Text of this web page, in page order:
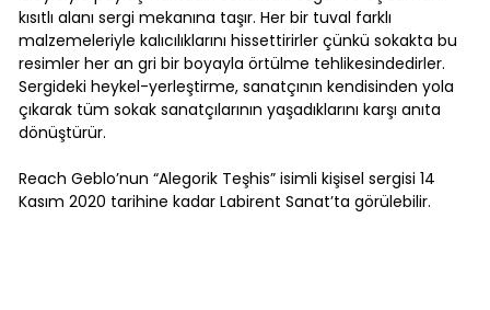
kısıtlı alanı sergi mekanına taşır. Her bir tuval farklı
malzemeleriyle kalıcılıklarını hissettirirler çünkü sokakta bu
resimler her an gri bir boyayla örtülme tehlikesindedirler.
Sergideki heykel-yerleştirme, sanatçının kendisinden yola
çıkarak tüm sokak sanatçılarının yaşadıklarını karşı anıta
dönüştürür.
Reach Geblo’nun “Alegorik Teşhis” isimli kişisel sergisi 14
Kasım 2020 tarihine kadar Labirent Sanat’ta görülebilir.